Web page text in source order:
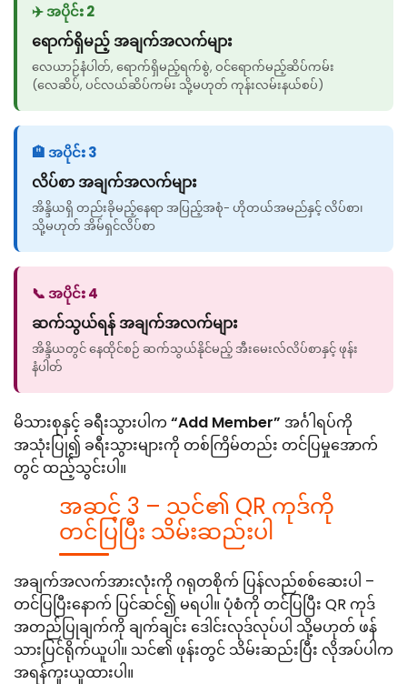
✈️ အပိုင်း 2
ရောက်ရှိမည့် အချက်အလက်များ
လေယာဉ်နံပါတ်, ရောက်ရှိမည့်ရက်စွဲ, ဝင်ရောက်မည့်ဆိပ်ကမ်း
(လေဆိပ်, ပင်လယ်ဆိပ်ကမ်း သို့မဟုတ် ကုန်းလမ်းနယ်စပ်)
🏨 အပိုင်း 3
လိပ်စာ အချက်အလက်များ
အိန္ဒိယရှိ တည်းခိုမည့်နေရာ အပြည့်အစုံ- ဟိုတယ်အမည်နှင့် လိပ်စာ၊
သို့မဟုတ် အိမ်ရှင်လိပ်စာ
📞 အပိုင်း 4
ဆက်သွယ်ရန် အချက်အလက်များ
အိန္ဒိယတွင် နေထိုင်စဉ် ဆက်သွယ်နိုင်မည့် အီးမေးလ်လိပ်စာနှင့် ဖုန်း
နံပါတ်
မိသားစုနှင့် ခရီးသွားပါက “Add Member” အင်္ဂါရပ်ကို
အသုံးပြု၍ ခရီးသွားများကို တစ်ကြိမ်တည်း တင်ပြမှုအောက်
တွင် ထည့်သွင်းပါ။
အဆင့် 3 – သင်၏ QR ကုဒ်ကို
တင်ပြပြီး သိမ်းဆည်းပါ
အချက်အလက်အားလုံးကို ဂရုတစိုက် ပြန်လည်စစ်ဆေးပါ –
တင်ပြပြီးနောက် ပြင်ဆင်၍ မရပါ။ ပုံစံကို တင်ပြပြီး QR ကုဒ်
အတည်ပြုချက်ကို ချက်ချင်း ဒေါင်းလုဒ်လုပ်ပါ သို့မဟုတ် ဖန်
သားပြင်ရိုက်ယူပါ။ သင်၏ ဖုန်းတွင် သိမ်းဆည်းပြီး လိုအပ်ပါက
အရန်ကူးယူထားပါ။